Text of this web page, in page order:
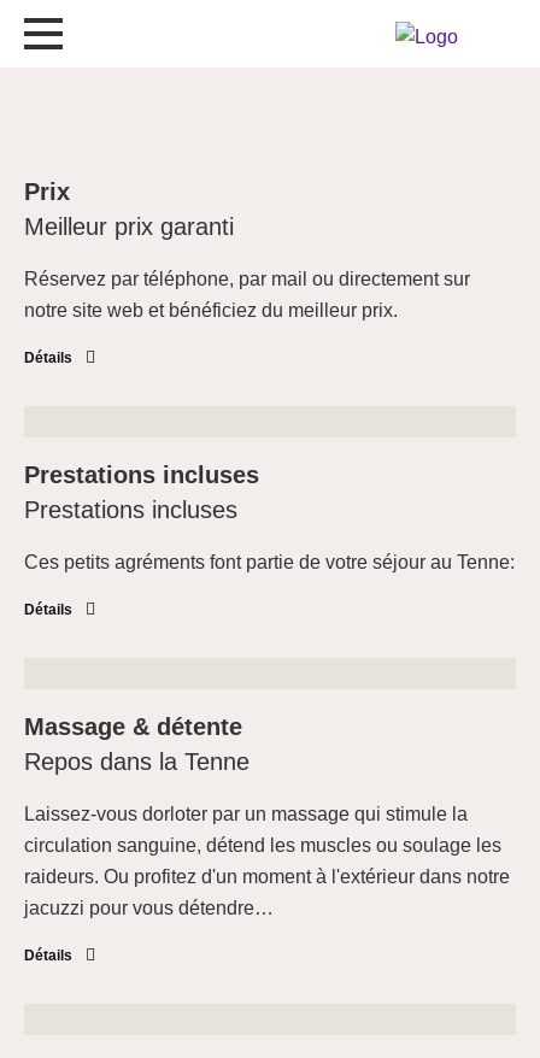
Prix
Meilleur prix garanti
Réservez par téléphone, par mail ou directement sur
notre site web et bénéficiez du meilleur prix.
Détails
Prestations incluses
Prestations incluses
Ces petits agréments font partie de votre séjour au Tenne:
Détails
Massage & détente
Repos dans la Tenne
Laissez-vous dorloter par un massage qui stimule la
circulation sanguine, détend les muscles ou soulage les
raideurs. Ou profitez d'un moment à l'extérieur dans notre
jacuzzi pour vous détendre…
Détails